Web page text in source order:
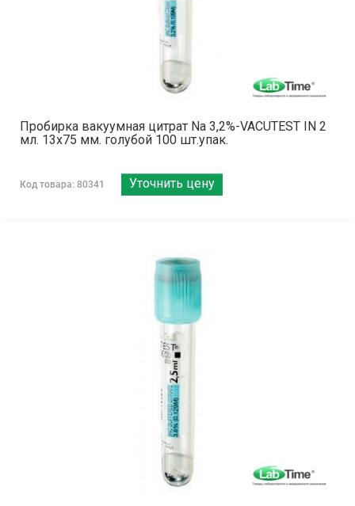
Пробирка вакуумная цитрат Na 3,2%-VACUTEST IN 2
мл. 13х75 мм. голубой 100 шт.упак.
Код товара: 80341 Уточнить цену